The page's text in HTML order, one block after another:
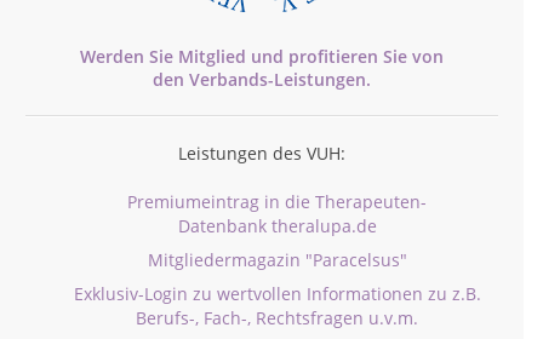
Werden Sie Mitglied und profitieren Sie von
den Verbands-Leistungen.
Leistungen des VUH:
Premiumeintrag in die Therapeuten-
Datenbank theralupa.de
Mitgliedermagazin "Paracelsus"
Exklusiv-Login zu wertvollen Informationen zu z.B.
Berufs-, Fach-, Rechtsfragen u.v.m.